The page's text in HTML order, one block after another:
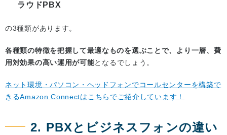
ラウドPBX
の3種類があります。
各種類の特徴を把握して最適なものを選ぶことで、より一層、費
用対効果の高い運用が可能となるでしょう。
ネット環境・パソコン・ヘッドフォンでコールセンターを構築で
きるAmazon Connectはこちらでご紹介しています！
2. PBXとビジネスフォンの違い